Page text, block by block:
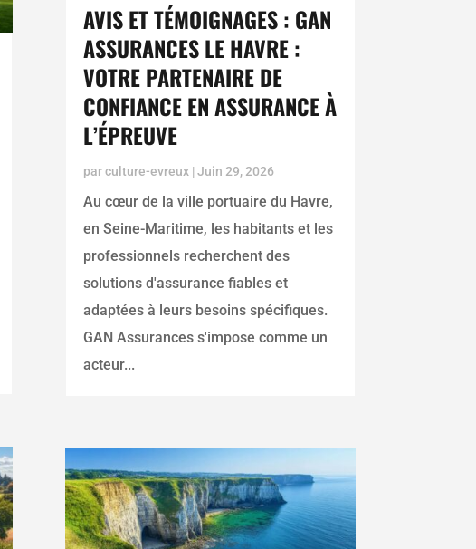
AVIS ET TÉMOIGNAGES : GAN
ASSURANCES LE HAVRE :
VOTRE PARTENAIRE DE
CONFIANCE EN ASSURANCE À
L’ÉPREUVE
parculture-evreux| Juin 29, 2026
Au cœur de la ville portuaire du Havre,
en Seine-Maritime, les habitants et les
professionnels recherchent des
solutions d'assurance fiables et
adaptées à leurs besoins spécifiques.
GAN Assurances s'impose comme un
acteur...